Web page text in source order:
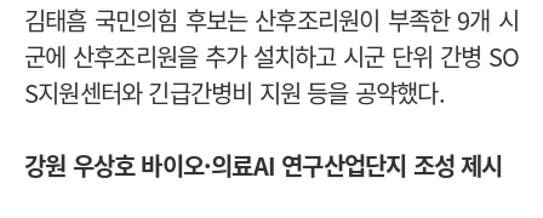
김태흠 국민의힘 후보는 산후조리원이 부족한 9개 시
군에 산후조리원을 추가 설치하고 시군 단위 간병 SO
S지원센터와 긴급간병비 지원 등을 공약했다.
강원 우상호 바이오·의료AI 연구산업단지 조성 제시